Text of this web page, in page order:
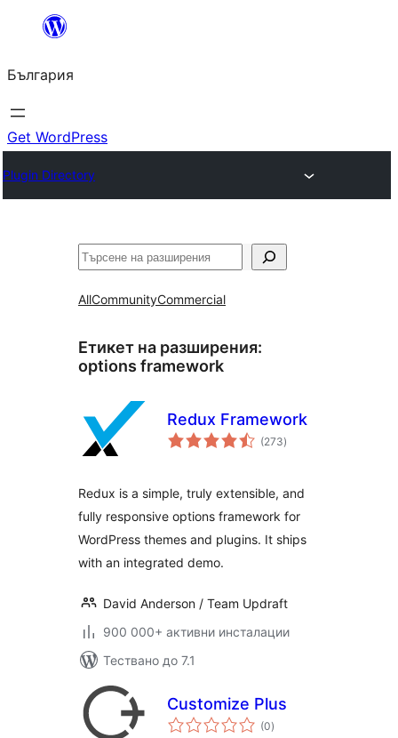
България
Get WordPress
Plugin Directory
Търсене
AllCommunityCommercial
Етикет на разширения:
options framework
Redux Framework
(273общо
оценки
)
Redux is a simple, truly extensible, and
fully responsive options framework for
WordPress themes and plugins. It ships
with an integrated demo.
David Anderson / Team Updraft
900 000+ активни инсталации
Тествано до 7.1
Customize Plus
(0общо
оценки
)